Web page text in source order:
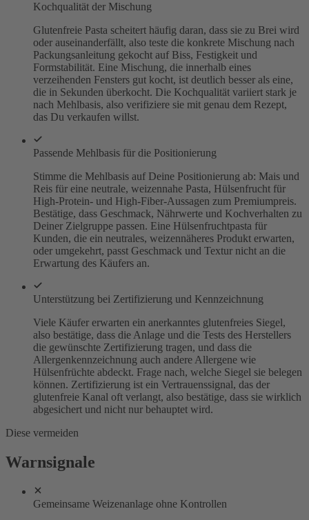
Kochqualität der Mischung
Glutenfreie Pasta scheitert häufig daran, dass sie zu Brei wird
oder auseinanderfällt, also teste die konkrete Mischung nach
Packungsanleitung gekocht auf Biss, Festigkeit und
Formstabilität. Eine Mischung, die innerhalb eines
verzeihenden Fensters gut kocht, ist deutlich besser als eine,
die in Sekunden überkocht. Die Kochqualität variiert stark je
nach Mehlbasis, also verifiziere sie mit genau dem Rezept,
das Du verkaufen willst.
Passende Mehlbasis für die Positionierung
Stimme die Mehlbasis auf Deine Positionierung ab: Mais und
Reis für eine neutrale, weizennahe Pasta, Hülsenfrucht für
High-Protein- und High-Fiber-Aussagen zum Premiumpreis.
Bestätige, dass Geschmack, Nährwerte und Kochverhalten zu
Deiner Zielgruppe passen. Eine Hülsenfruchtpasta für
Kunden, die ein neutrales, weizennäheres Produkt erwarten,
oder umgekehrt, passt Geschmack und Textur nicht an die
Erwartung des Käufers an.
Unterstützung bei Zertifizierung und Kennzeichnung
Viele Käufer erwarten ein anerkanntes glutenfreies Siegel,
also bestätige, dass die Anlage und die Tests des Herstellers
die gewünschte Zertifizierung tragen, und dass die
Allergenkennzeichnung auch andere Allergene wie
Hülsenfrüchte abdeckt. Frage nach, welche Siegel sie belegen
können. Zertifizierung ist ein Vertrauenssignal, das der
glutenfreie Kanal oft verlangt, also bestätige, dass sie wirklich
abgesichert und nicht nur behauptet wird.
Diese vermeiden
Warnsignale
Gemeinsame Weizenanlage ohne Kontrollen